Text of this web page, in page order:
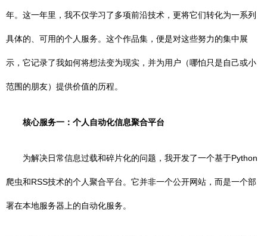
年。这一年里，我不仅学习了多项前沿技术，更将它们转化为一系列
具体的、可用的个人服务。这个作品集，便是对这些努力的集中展
示，它记录了我如何将想法变为现实，并为用户（哪怕只是自己或小
范围的朋友）提供价值的历程。
核心服务一：个人自动化信息聚合平台
为解决日常信息过载和碎片化的问题，我开发了一个基于Python
爬虫和RSS技术的个人聚合平台。它并非一个公开网站，而是一个部
署在本地服务器上的自动化服务。